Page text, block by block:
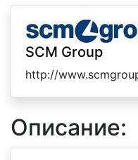
SCM Group
http://
Описание: